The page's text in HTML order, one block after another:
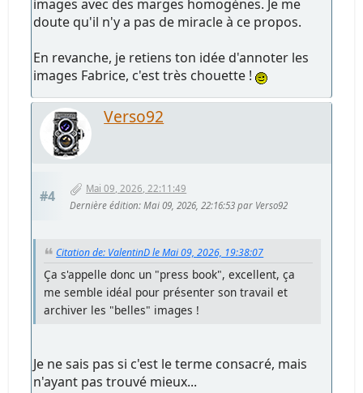
images avec des marges homogènes. Je me
doute qu'il n'y a pas de miracle à ce propos.
En revanche, je retiens ton idée d'annoter les
images Fabrice, c'est très chouette !
Verso92
#4
Mai 09, 2026, 22:11:49
Dernière édition: Mai 09, 2026, 22:16:53 par Verso92
Citation de: ValentinD le Mai 09, 2026, 19:38:07
Ça s'appelle donc un "press book", excellent, ça
me semble idéal pour présenter son travail et
archiver les "belles" images !
Je ne sais pas si c'est le terme consacré, mais
n'ayant pas trouvé mieux...